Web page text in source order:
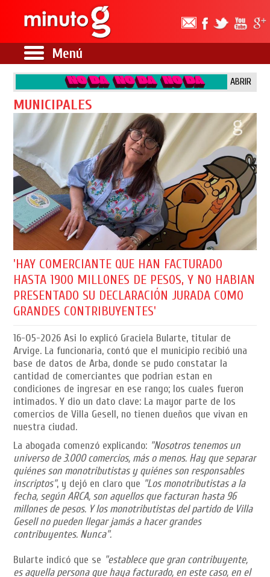
Menú
ABRIR
MUNICIPALES
'HAY COMERCIANTE QUE HAN FACTURADO
HASTA 1900 MILLONES DE PESOS, Y NO HABIAN
PRESENTADO SU DECLARACIÓN JURADA COMO
GRANDES CONTRIBUYENTES'
16-05-2026 Asi lo explicó Graciela Bularte, titular de
Arvige. La funcionaria, contó que el municipio recibió una
base de datos de Arba, donde se pudo constatar la
cantidad de comerciantes que podrian estan en
condiciones de ingresar en ese rango; los cuales fueron
intimados. Y dio un dato clave: La mayor parte de los
comercios de Villa Gesell, no tienen dueños que vivan en
nuestra ciudad.
La abogada comenzó explicando: "Nosotros tenemos un
universo de 3.000 comercios, más o menos. Hay que separar
quiénes son monotributistas y quiénes son responsables
inscriptos", y dejó en claro que "Los monotributistas a la
fecha, según ARCA, son aquellos que facturan hasta 96
millones de pesos. Y los monotributistas del partido de Villa
Gesell no pueden llegar jamás a hacer grandes
contribuyentes. Nunca".
Bularte indicó que se "establece que gran contribuyente,
es aquella persona que haya facturado, en este caso, en el